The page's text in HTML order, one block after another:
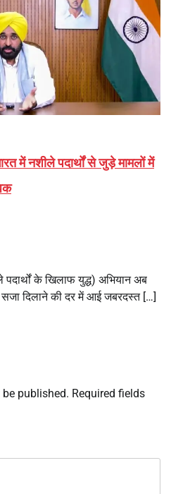
में नशीले पदार्थों से जुड़े मामलों में
पदार्थों के खिलाफ युद्ध) अभियान अब
सजा दिलाने की दर में आई जबरदस्त […]
published. Required fields